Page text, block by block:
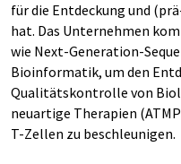
für die Entdeckung und
hat. Das Unternehmen
wie Next-Generation-
Bioinformatik, um den
Qualitätskontrolle von
neuartige Therapien
T-Zellen zu beschleunigen.